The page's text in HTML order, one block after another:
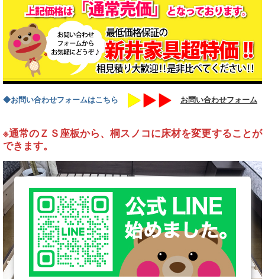
◆お問い合わせフォームはこちら お問い合わせフォーム
※通常のＺＳ座板から、桐スノコに床材を変更することが
できます。